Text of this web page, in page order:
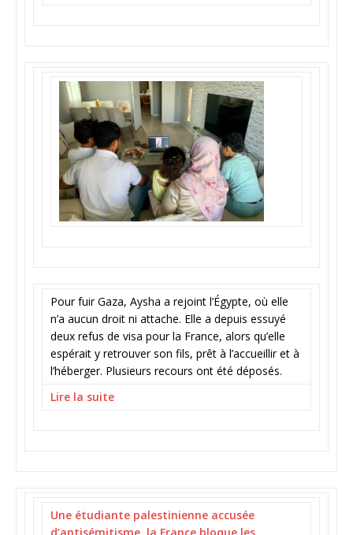
Pour fuir Gaza, Aysha a rejoint l’Égypte, où elle
n’a aucun droit ni attache. Elle a depuis essuyé
deux refus de visa pour la France, alors qu’elle
espérait y retrouver son fils, prêt à l’accueillir et à
l’héberger. Plusieurs recours ont été déposés.
Lire la suite
Une étudiante palestinienne accusée